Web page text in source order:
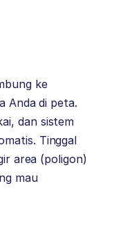
ke
Anda di peta.
dan sistem
Tinggal
area (poligon)
mau